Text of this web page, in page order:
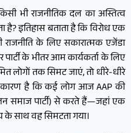
भी राजनीतिक दल का अस्तित्व
है? इतिहास बताता है कि विरोध एक
के लिए सकारात्मक एजेंडा
के भीतर आम कार्यकर्ता के लिए
लोगों तक सिमट जाएं, तो धीरे-धीरे
कारण है कि कई लोग आज AAP की
समाज पार्टी) से करते हैं—जहां एक
साथ वह सिमटता गया।